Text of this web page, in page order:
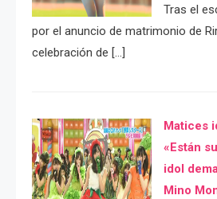
Tras el
por el anuncio de matrimonio de
celebración de […]
Matices
«Están
idol
Mino